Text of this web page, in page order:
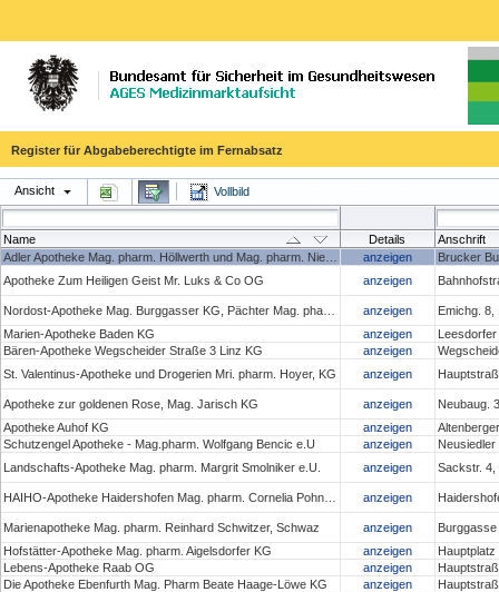
Register für Abgabeberechtigte im Fernabsatz
Ansicht Vollbild
Name Details
Anschrift
anzeigen
Brucker
Apotheke Zum Heiligen Geist Mr. Luks & Co OG
anzeigen
anzeigen
Emichg. 8,
Marien-Apotheke Baden KG
anzeigen
Bären-Apotheke Wegscheider Straße 3 Linz KG
anzeigen
St. Valentinus-Apotheke und Drogerien Mri. pharm. Hoyer, KG
anzeigen
Apotheke zur goldenen Rose, Mag. Jarisch KG anzeigen
Neubaug.
Apotheke Auhof KG
anzeigen
Schutzengel Apotheke - Mag.pharm. Wolfgang Bencic e.U
anzeigen
Landschafts-Apotheke Mag. pharm. Margrit Smolniker e.U.
anzeigen Sackstr. 4,
anzeigen
Marienapotheke Mag. pharm. Reinhard Schwitzer, Schwaz anzeigen
Hofstätter-Apotheke Mag. pharm. Aigelsdorfer KG
anzeigen
Lebens-Apotheke Raab OG
anzeigen
Die Apotheke Ebenfurth Mag. Pharm Beate Haage-Löwe KG
anzeigen